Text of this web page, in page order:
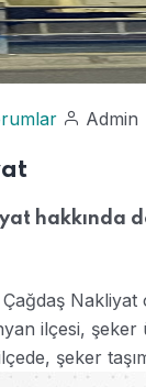
Admin
hakkında
ilçesi,
şeker